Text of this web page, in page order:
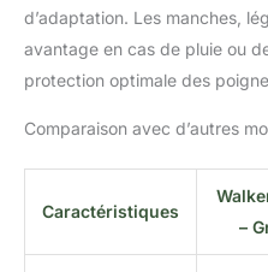
d’adaptation. Les manches,
avantage en cas de pluie ou
protection optimale des
Comparaison avec d’autres
Caractéristiques
–